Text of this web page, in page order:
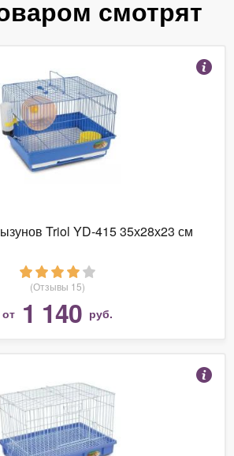
смотрят
Triol YD-415 35х28х23 см
(Отзывы 15)
от 1 140 руб.